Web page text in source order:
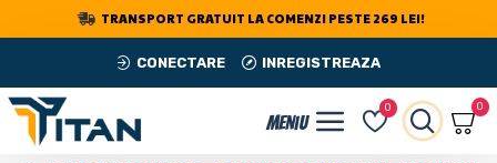
TRANSPORT GRATUIT LA COMENZI PESTE 269 LEI!
CONECTARE INREGISTREAZA
0 0